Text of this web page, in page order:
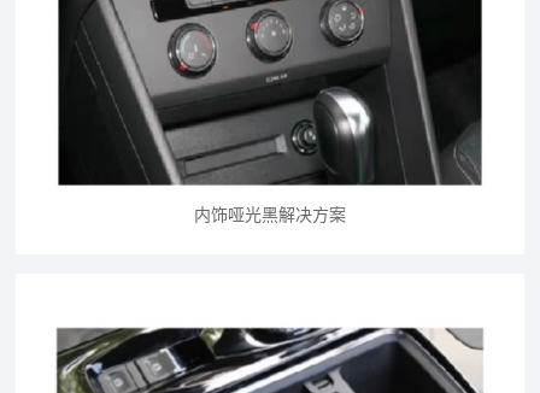
内饰哑光黑解决方案